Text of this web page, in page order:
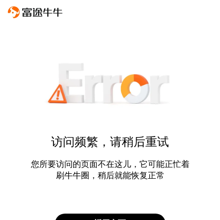
访问频繁，请稍后重试
您所要访问的页面不在这儿，它可能正忙着
刷牛牛圈，稍后就能恢复正常